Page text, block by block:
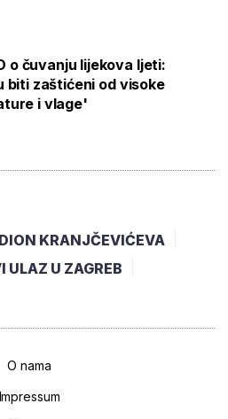
o čuvanju lijekova ljeti:
biti zaštićeni od visoke
i vlage'
KRANJČEVIĆEVA
ULAZ U ZAGREB
O nama
Impressum